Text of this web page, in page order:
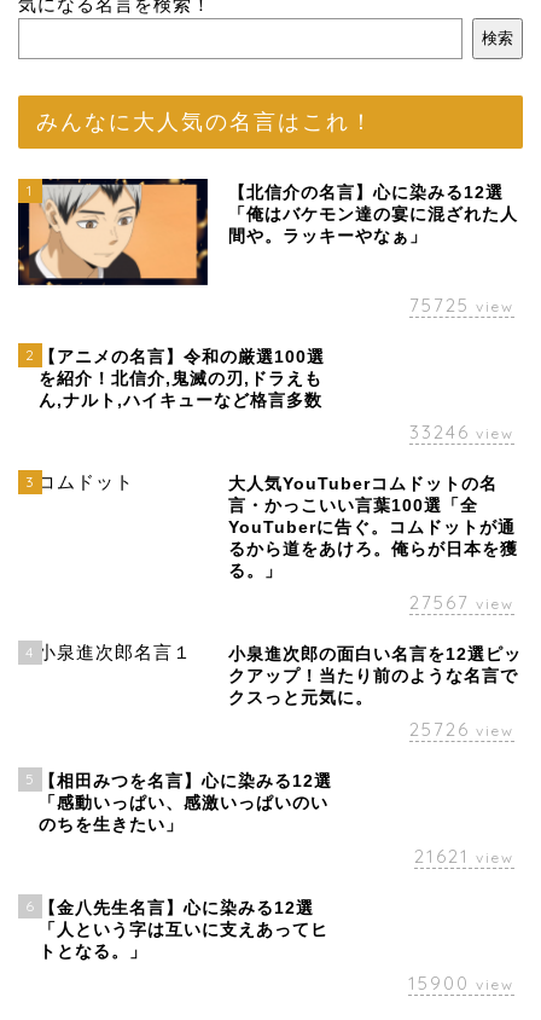
検索
みんなに大人気の名言はこれ！
1
【北信介の名言】心に染みる12選
「俺はバケモン達の宴に混ざれた人
間や。ラッキーやなぁ」
75725 view
2
【アニメの名言】令和の厳選100選
を紹介！北信介,鬼滅の刃,ドラえも
ん,ナルト,ハイキューなど格言多数
33246 view
3
大人気YouTuberコムドットの名
言・かっこいい言葉100選「全
YouTuberに告ぐ。コムドットが通
るから道をあけろ。俺らが日本を獲
る。」
27567 view
4
小泉進次郎の面白い名言を12選ピッ
クアップ！当たり前のような名言で
クスっと元気に。
25726 view
5
【相田みつを名言】心に染みる12選
「感動いっぱい、感激いっぱいのい
のちを生きたい」
21621 view
6
【金八先生名言】心に染みる12選
「人という字は互いに支えあってヒ
トとなる。」
15900 view